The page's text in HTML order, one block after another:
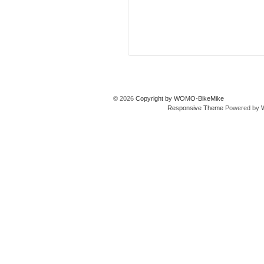
© 2026 Copyright by WOMO-BikeMike
Responsive Theme Powered by